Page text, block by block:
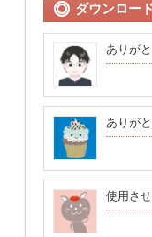
ダウンロー
ありが
ありが
使用さ